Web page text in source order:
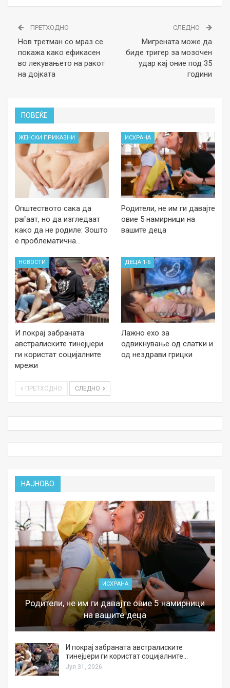
ПРЕТХОДНО
Нов третман со мраз се
покажа како ефикасен
во лекувањето на ракот
на дојката
СЛЕДНО
Мигрената може да
биде тригер за мозочен
удар кај оние под 35
години
ПОВЕЌЕ
ЖЕНСКИ ПРИКАЗНИ
Општеството сака да
раѓаат, но да изгледаат
како да не родиле: Зошто
е проблематична…
ИСХРАНА
Родители, не им ги давајте
овие 5 намирници на
вашите деца
НОВОСТИ
И покрај забраната
австралиските тинејџери
ги користат социјалните
мрежи
ДЕЦА 1-6
Лажно ехо за
одвикнување од слатки и
од нездрави грицки
ПРЕТХОДНО СЛЕДНО
НАЈНОВО
ИСХРАНА
Родители, не им ги давајте овие 5 намирници
на вашите деца
И покрај забраната австралиските
тинејџери ги користат социјалните…
Јул 31, 2026